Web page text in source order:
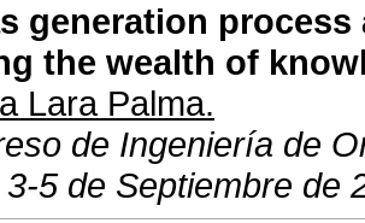
generation
the wealth of
Lara Palma.
de Ingeniería de
5 de Septiembre de